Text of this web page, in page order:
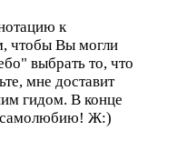
к
чтобы Вы могли
выбрать то, что
мне доставит
гидом. В конце
самолюбию! Ж:)